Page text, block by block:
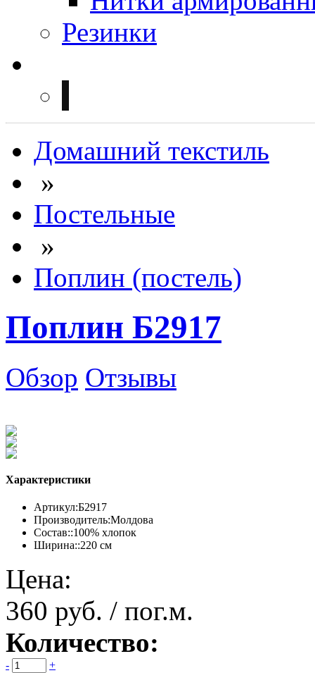
Резинки
Домашний текстиль
»
Постельные
»
Поплин (постель)
Поплин Б2917
Обзор Отзывы
Характеристики
Артикул:Б2917
Производитель:Молдова
Состав::100% хлопок
Ширина::220 см
Цена:
360 руб. / пог.м.
Количество:
- +